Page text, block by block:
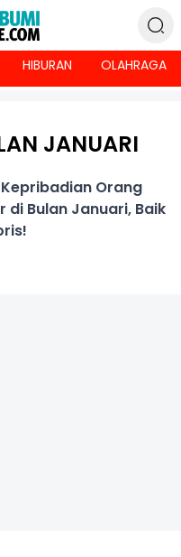
HIBURAN OLAHRAGA
JANUARI
Orang
di Bulan Januari, Baik